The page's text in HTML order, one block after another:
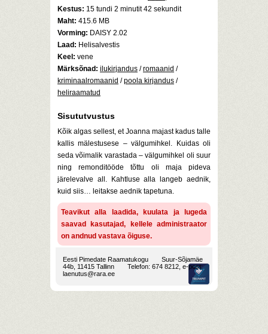
Kestus: 15 tundi 2 minutit 42 sekundit
Maht: 415.6 MB
Vorming: DAISY 2.02
Laad: Helisalvestis
Keel: vene
Märksõnad: ilukirjandus /romaanid /
kriminaalromaanid /poola kirjandus /
heliraamatud
Sisututvustus
Kõik algas sellest, et Joanna majast kadus talle
kallis mälestusese – välgumihkel. Kuidas oli
seda võimalik varastada – välgumihkel oli suur
ning remonditööde tõttu oli maja pideva
järelevalve all. Kahtluse alla langeb aednik,
kuid siis… leitakse aednik tapetuna.
Teavikut alla laadida, kuulata ja lugeda
saavad kasutajad, kellele administraator
on andnud vastava õiguse.
Eesti Pimedate Raamatukogu
Suur-Sõjamäe
44b, 11415 Tallinn
Telefon: 674 8212, e-post:
laenutus@rara.ee